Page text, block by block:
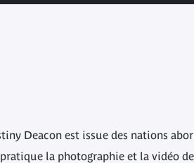
Deacon est issue des nations
la photographie et la vidéo